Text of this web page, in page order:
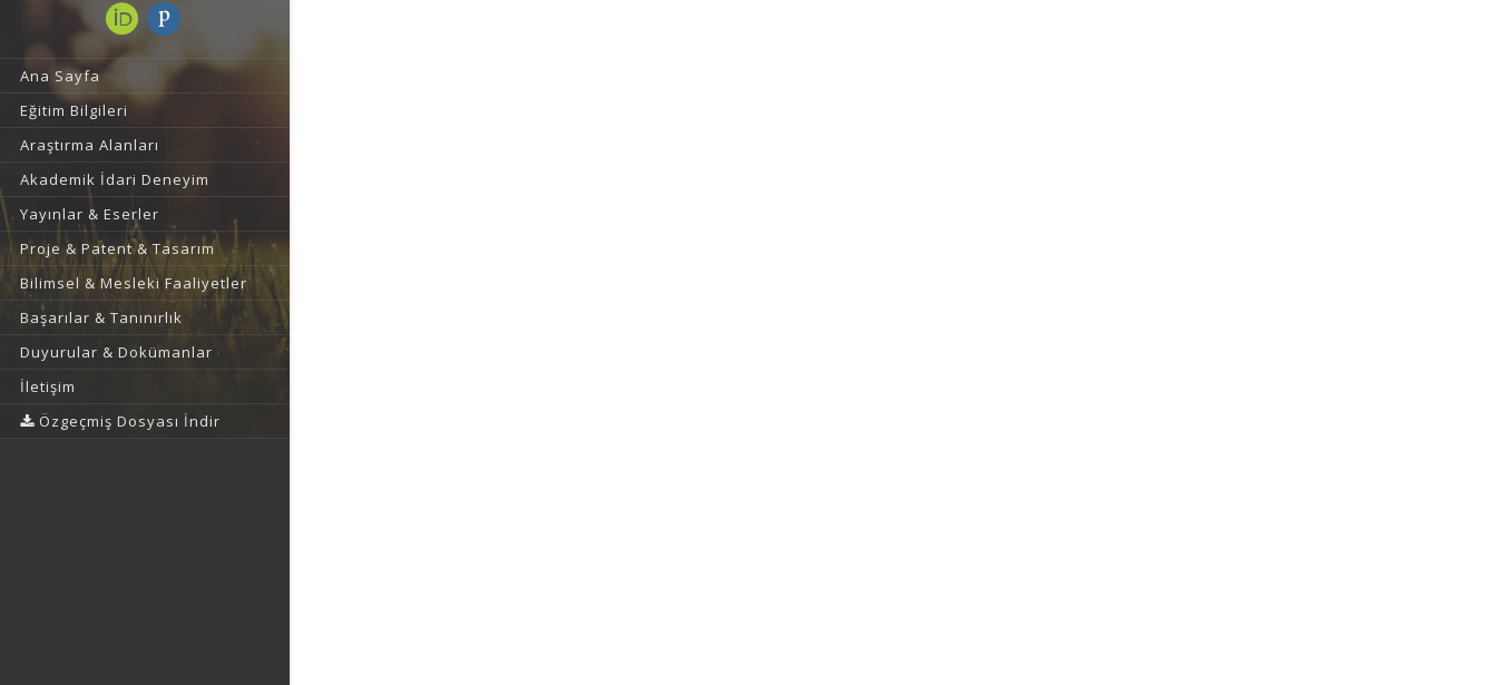
Ana Sayfa
Eğitim Bilgileri
Araştırma Alanları
Akademik İdari Deneyim
Yayınlar & Eserler
Proje & Patent & Tasarım
Bilimsel & Mesleki Faaliyetler
Başarılar & Tanınırlık
Duyurular & Dokümanlar
İletişim
Özgeçmiş Dosyası İndir